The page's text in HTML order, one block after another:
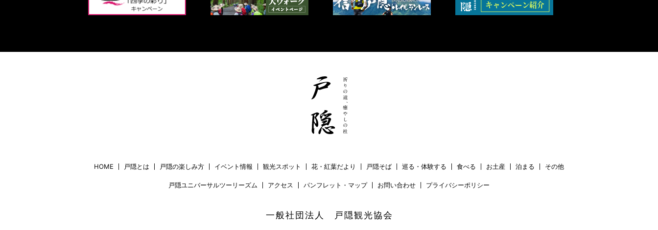
HOME 戸隠とは 戸隠の楽しみ方 イベント情報 観光スポット 花・紅葉だより 戸隠そば 巡る・体験する 食べる お土産 泊まる その他
戸隠ユニバーサルツーリーズム アクセス パンフレット・マップ お問い合わせ プライバシーポリシー
一般社団法人 戸隠観光協会